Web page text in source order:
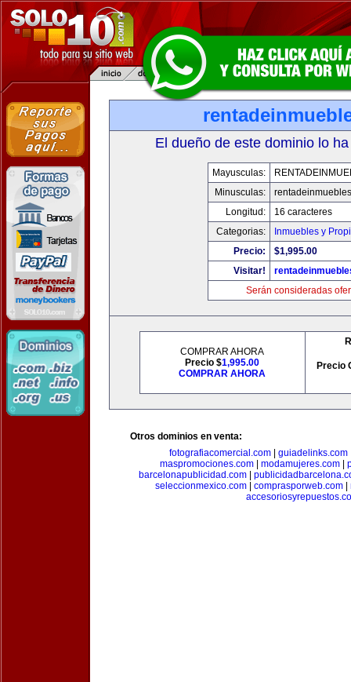
El dueño de este dominio lo
Mayusculas:
Minusculas:
Longitud:
16 caracteres
Categorias:
Inmuebles y
Precio:
$1,995.00
Visitar!
Serán consideradas
COMPRAR AHORA
Precio $1,995.00
COMPRAR AHORA
Precio
Otros dominios en venta:
fotografiacomercial.com
guiadelinks.com
maspromociones.com
modamujeres.com
barcelonapublicidad.com|
seleccionmexico.com| comprasporweb.com|